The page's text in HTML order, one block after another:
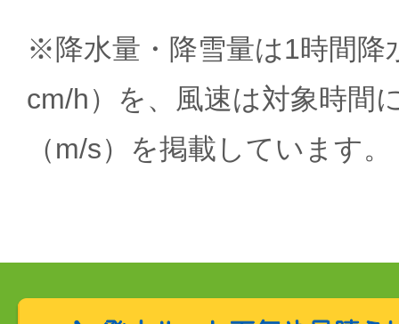
※降水量・降雪量は1時間降
cm/h）を、風速は対象時間
（m/s）を掲載しています。